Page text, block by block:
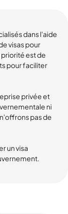
dans l'aide
visas pour
est de
pour faciliter
privée et
ni
pas de
un visa